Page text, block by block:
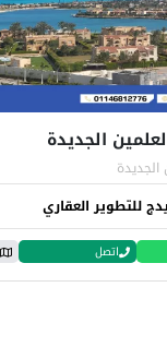
الجديدة
الجديدة
للتطوير العقاري
اتصل